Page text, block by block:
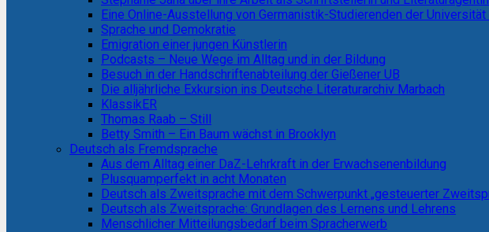
Eine Online-Ausstellung von Germanistik-Studierenden der
Sprache und Demokratie
Emigration einer jungen Künstlerin
Podcasts – Neue Wege im Alltag und in der Bildung
Besuch in der Handschriftenabteilung der Gießener UB
Die alljährliche Exkursion ins Deutsche Literaturarchiv Marbach
KlassikER
Thomas Raab – Still
Betty Smith – Ein Baum wächst in Brooklyn
Deutsch als Fremdsprache
Aus dem Alltag einer DaZ-Lehrkraft in der Erwachsenenbildung
Plusquamperfekt in acht Monaten
Deutsch als Zweitsprache mit dem Schwerpunkt „gesteuerter
Deutsch als Zweitsprache: Grundlagen des Lernens und Lehrens
Menschlicher Mitteilungsbedarf beim Spracherwerb